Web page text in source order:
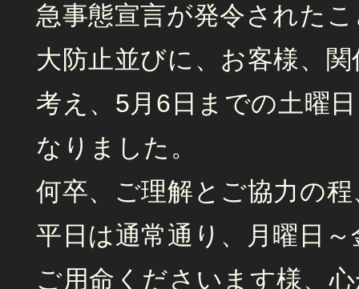
急事態宣言が発令された
大防止並びに、お客様、
考え、5月6日までの土曜
なりました。
何卒、ご理解とご協力の
平日は通常通り、月曜日
ご用命くださいます様、